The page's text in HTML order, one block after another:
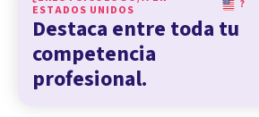
ESTADOS UNIDOS
?
Destaca entre toda tu
competencia
profesional.